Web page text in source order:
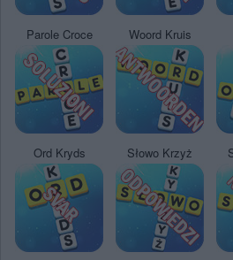
Parole Croce Woord Kruis
Ord Kryds Słowo Krzyż